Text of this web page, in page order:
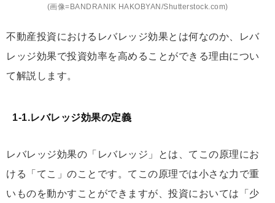
(画像=BANDRANIK HAKOBYAN/Shutterstock.com)
不動産投資におけるレバレッジ効果とは何なのか、レバ
レッジ効果で投資効率を高めることができる理由につい
て解説します。
1-1.レバレッジ効果の定義
レバレッジ効果の「レバレッジ」とは、てこの原理にお
ける「てこ」のことです。てこの原理では小さな力で重
いものを動かすことができますが、 投資においては「少